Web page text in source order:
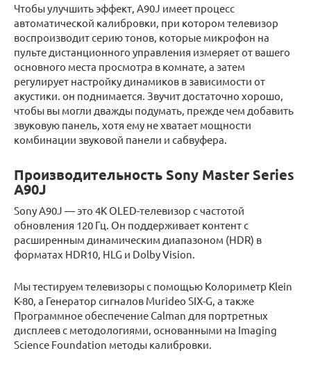
Чтобы улучшить эффект, A90J имеет процесс
автоматической калибровки, при котором телевизор
воспроизводит серию тонов, которые микрофон на
пульте дистанционного управления измеряет от вашего
основного места просмотра в комнате, а затем
регулирует настройку динамиков в зависимости от
акустики. он поднимается. Звучит достаточно хорошо,
чтобы вы могли дважды подумать, прежде чем добавить
звуковую панель, хотя ему не хватает мощности
комбинации звуковой панели и сабвуфера.
Производительность Sony Master Series
A90J
Sony A90J — это 4K OLED-телевизор с частотой
обновления 120 Гц. Он поддерживает контент с
расширенным динамическим диапазоном (HDR) в
форматах HDR10, HLG и Dolby Vision.
Мы тестируем телевизоры с помощью Колориметр Klein
K-80, а Генератор сигналов Murideo SIX-G, а также
Программное обеспечение Calman для портретных
дисплеев с методологиями, основанными на Imaging
Science Foundation методы калибровки.